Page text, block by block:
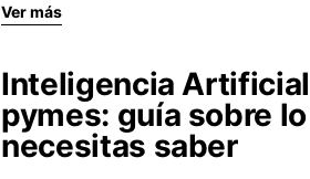
Ver más
Inteligencia
pymes: guía sobre
necesitas saber